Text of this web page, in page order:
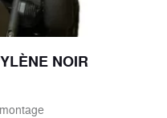
NOIR